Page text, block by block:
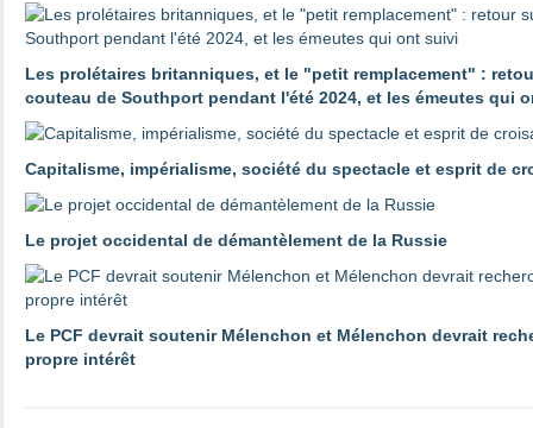
Les prolétaires britanniques, et le "petit remplacement" :
couteau de Southport pendant l'été 2024, et les émeutes qui
Capitalisme, impérialisme, société du spectacle et esprit de
Le projet occidental de démantèlement de la Russie
Le PCF devrait soutenir Mélenchon et Mélenchon devrait
propre intérêt